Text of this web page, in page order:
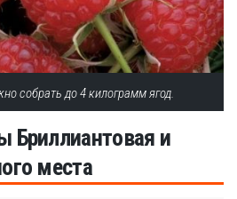
собрать до 4 килограмм ягод.
Бриллиантовая и
места